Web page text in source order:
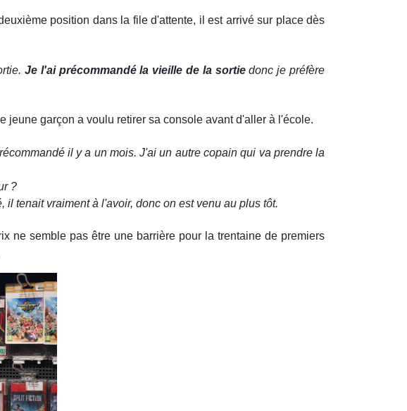
position dans la file d'attente, il est arrivé sur place dès
Je l'ai précommandé la vieille de la sortiedonc je préfère
jeune garçon a voulu retirer sa console avant d'aller à l'école.
il y a un mois. J'ai un autre copain qui va prendre la
?
il tenait vraiment à l'avoir, donc on est venu au plus tôt.
ne semble pas être une barrière pour la trentaine de premiers